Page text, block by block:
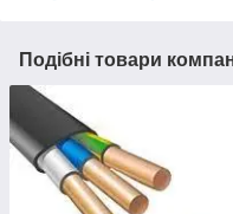
Подібні товари